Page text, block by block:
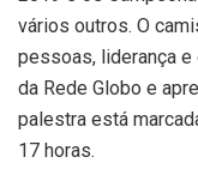
vários outros. O
pessoas, liderança
da Rede Globo e
palestra está
17 horas.